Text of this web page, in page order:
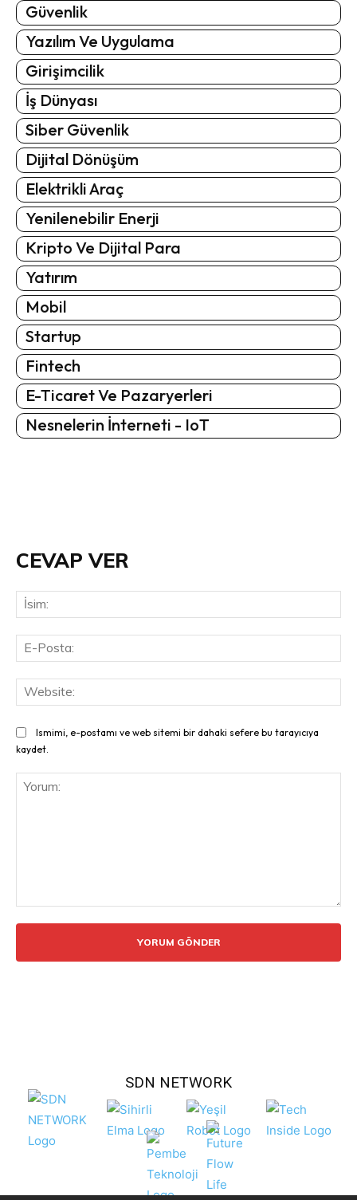
Güvenlik
Yazılım Ve Uygulama
Girişimcilik
İş Dünyası
Siber Güvenlik
Dijital Dönüşüm
Elektrikli Araç
Yenilenebilir Enerji
Kripto Ve Dijital Para
Yatırım
Mobil
Startup
Fintech
E-Ticaret Ve Pazaryerleri
Nesnelerin İnterneti - IoT
CEVAP VER
Ismimi, e-postamı ve web sitemi bir dahaki sefere bu tarayıcıya
kaydet.
SDN NETWORK